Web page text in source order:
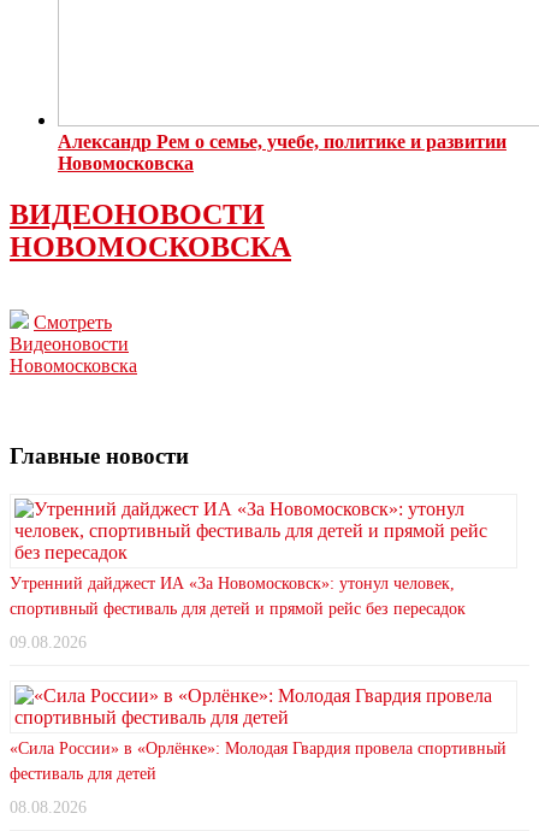
Александр Рем о семье, учебе, политике и развитии
Новомосковска
ВИДЕОНОВОСТИ
НОВОМОСКОВСКА
Смотреть
Видеоновости
Новомосковска
Главные новости
Утренний дайджест ИА «За Новомосковск»: утонул человек,
спортивный фестиваль для детей и прямой рейс без пересадок
09.08.2026
«Сила России» в «Орлёнке»: Молодая Гвардия провела спортивный
фестиваль для детей
08.08.2026